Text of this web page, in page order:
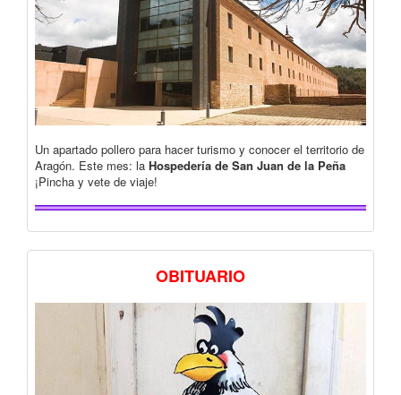
Un apartado pollero para hacer turismo y conocer el territorio de
Aragón. Este mes: la Hospedería de San Juan de la Peña
¡Pincha y vete de viaje!
OBITUARIO